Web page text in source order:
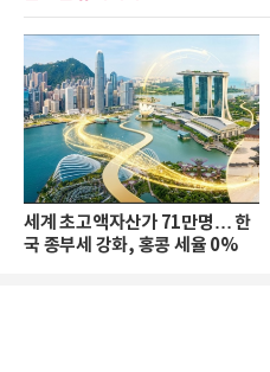
세계 초고액자산가 71만명… 한
국 종부세 강화, 홍콩 세율 0%